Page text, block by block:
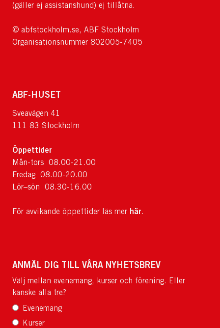
(gäller ej assistanshund) ej tillåtna.
© abfstockholm.se, ABF Stockholm
Organisationsnummer 802005-7405
ABF-HUSET
Sveavägen 41
111 83 Stockholm
Öppettider
Mån-tors 08.00-21.00
Fredag 08.00-20.00
Lör–sön 08.30-16.00
För avvikande öppettider läs mer här.
ANMÄL DIG TILL VÅRA NYHETSBREV
Välj mellan evenemang, kurser och förening. Eller
kanske alla tre?
Evenemang
Kurser